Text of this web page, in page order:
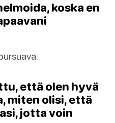
koska en
että olen hyvä
miten olisi, että
jotta voin